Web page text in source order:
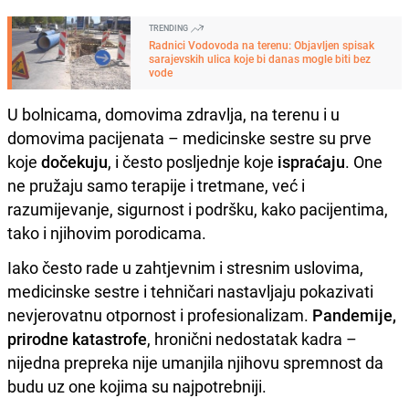
TRENDING
Radnici Vodovoda na terenu: Objavljen spisak
sarajevskih ulica koje bi danas mogle biti bez
vode
U bolnicama, domovima zdravlja, na terenu i u
domovima pacijenata – medicinske sestre su prve
koje dočekuju, i često posljednje koje ispraćaju. One
ne pružaju samo terapije i tretmane, već i
razumijevanje, sigurnost i podršku, kako pacijentima,
tako i njihovim porodicama.
Iako često rade u zahtjevnim i stresnim uslovima,
medicinske sestre i tehničari nastavljaju pokazivati
nevjerovatnu otpornost i profesionalizam. Pandemije,
prirodne katastrofe, hronični nedostatak kadra –
nijedna prepreka nije umanjila njihovu spremnost da
budu uz one kojima su najpotrebniji.